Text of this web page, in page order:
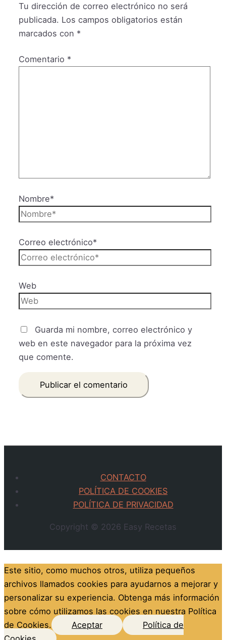
Tu dirección de correo electrónico no será
publicada. Los campos obligatorios están
marcados con *
Comentario *
Nombre*
Correo electrónico*
Web
Guarda mi nombre, correo electrónico y
web en este navegador para la próxima vez
que comente.
CONTACTO
POLÍTICA DE COOKIES
POLÍTICA DE PRIVACIDAD
Copyright © 2026 Easy Recetas
Este sitio, como muchos otros, utiliza pequeños
archivos llamados cookies para ayudarnos a mejorar y
personalizar su experiencia. Obtenga más información
sobre cómo utilizamos las cookies en nuestra Política
de Cookies.
Aceptar
Política de